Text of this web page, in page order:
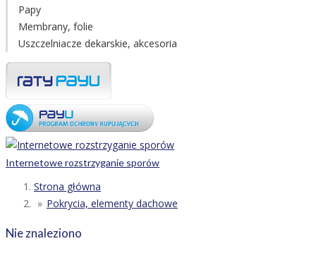
Papy
Membrany, folie
Uszczelniacze dekarskie, akcesoria
Internetowe rozstrzyganie sporów
Strona główna
Pokrycia, elementy dachowe
Nie znaleziono